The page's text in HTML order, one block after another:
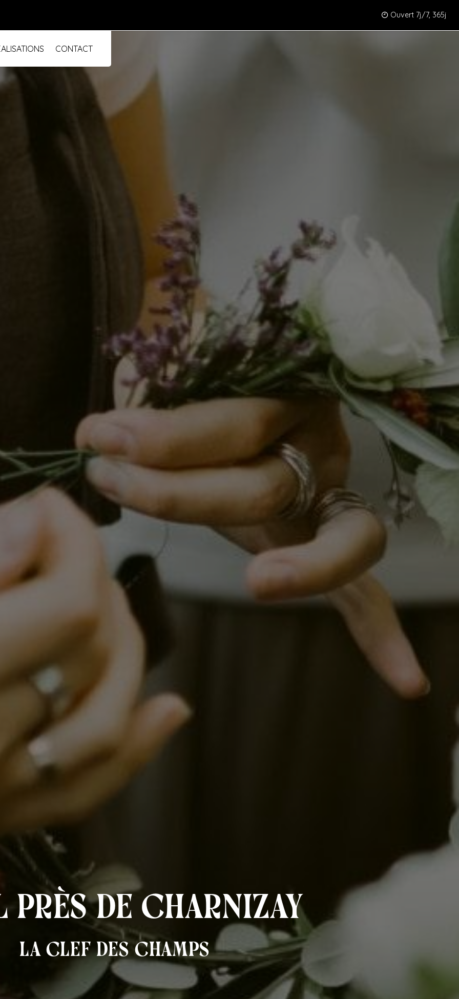
Ouvert 7j/7, 365j
CONTACT
près de Charnizay
La Clef des Champs